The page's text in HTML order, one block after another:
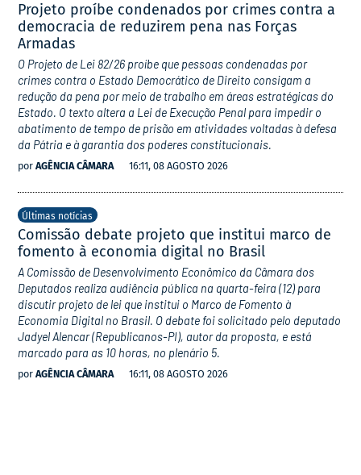
Projeto proíbe condenados por crimes contra a
democracia de reduzirem pena nas Forças
Armadas
O Projeto de Lei 82/26 proíbe que pessoas condenadas por
crimes contra o Estado Democrático de Direito consigam a
redução da pena por meio de trabalho em áreas estratégicas do
Estado. O texto altera a Lei de Execução Penal para impedir o
abatimento de tempo de prisão em atividades voltadas à defesa
da Pátria e à garantia dos poderes constitucionais.
por AGÊNCIA CÂMARA 16:11, 08 AGOSTO 2026
Últimas notícias
Comissão debate projeto que institui marco de
fomento à economia digital no Brasil
A Comissão de Desenvolvimento Econômico da Câmara dos
Deputados realiza audiência pública na quarta-feira (12) para
discutir projeto de lei que institui o Marco de Fomento à
Economia Digital no Brasil. O debate foi solicitado pelo deputado
Jadyel Alencar (Republicanos-PI), autor da proposta, e está
marcado para as 10 horas, no plenário 5.
por AGÊNCIA CÂMARA 16:11, 08 AGOSTO 2026